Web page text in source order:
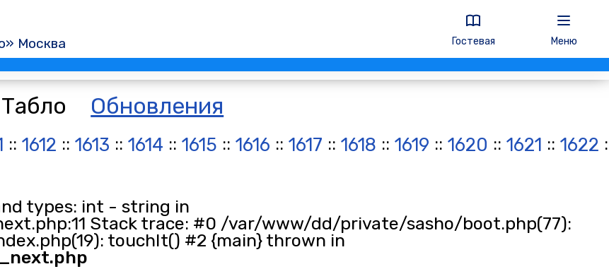
Москва Гостевая Меню
Табло Обновления
:: 1612 :: 1613 :: 1614 :: 1615 :: 1616 :: 1617 :: 1618 :: 1619 :: 1620 :: 1621 :: 1622
types: int - string in
Stack trace: #0 /var/www/dd/private/sasho/boot.php(77):
touchIt() #2 {main} thrown in